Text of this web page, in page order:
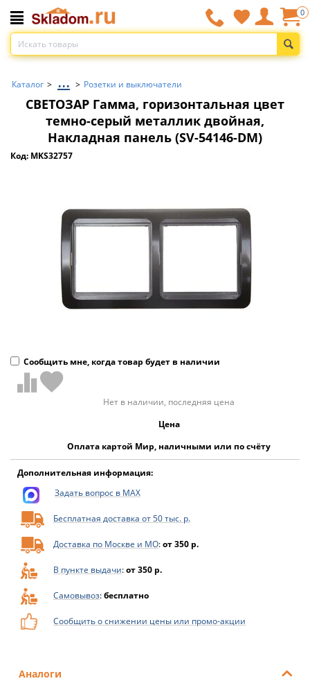
0
Каталог > ... > Розетки и выключатели
СВЕТОЗАР Гамма, горизонтальная цвет
темно-серый металлик двойная,
Накладная панель (SV-54146-DM)
Код: MKS32757
Сообщить мне, когда товар будет в наличии
Нет в наличии, последняя цена
Цена
Оплата картой Мир, наличными или по счёту
Дополнительная информация:
Задать вопрос в MAX
Бесплатная доставка от 50 тыс. р.
Доставка по Москве и МО:от 350 р.
В пункте выдачи:от 350 р.
Самовывоз:бесплатно
Сообщить о снижении цены или промо-акции
Аналоги